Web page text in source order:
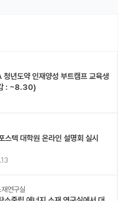
년도약 인재양성 부트캠프 교육생
: ~8.30)
텍 대학원 온라인 설명회 실시
연구실